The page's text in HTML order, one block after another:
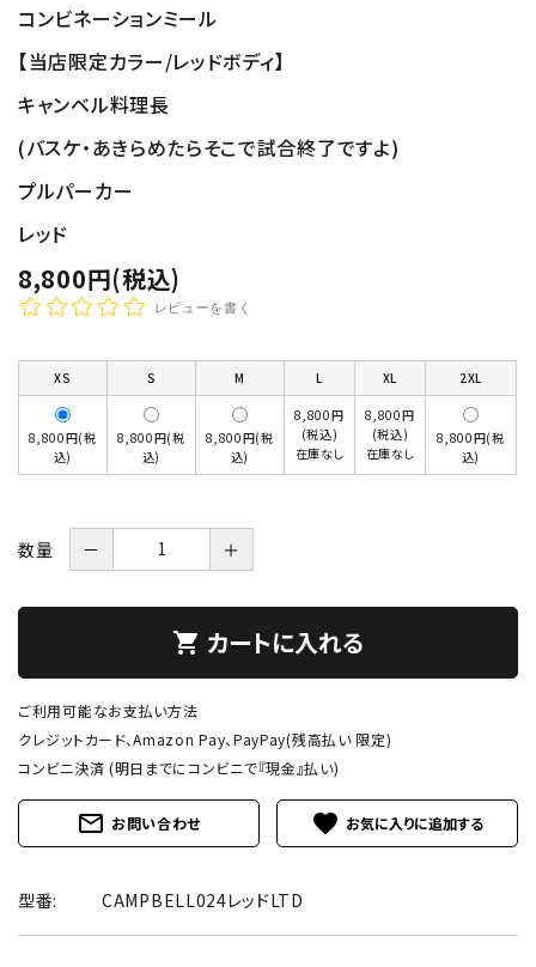
コンビネーションミール
【当店限定カラー/レッドボディ】
キャンベル料理長
(バスケ・あきらめたらそこで試合終了ですよ)
プルパーカー
レッド
8,800円(税込)
レビューを書く
XS S M L XL 2XL
8,800円(税
込)
8,800円(税
込)
8,800円(税
込)
8,800円
(税込)
在庫なし
8,800円
(税込)
在庫なし
8,800円(税
込)
数量 － ＋
shopping_cart カートに入れる
ご利用可能なお支払い方法
クレジットカード、Amazon Pay、PayPay(残高払い 限定)
コンビニ決済 (明日までにコンビニで『現金』払い)
mail_outline お問い合わせ favorite
型番: CAMPBELL024レッドLTD